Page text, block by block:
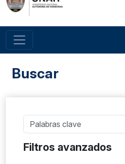
Buscar
Filtros avanzados